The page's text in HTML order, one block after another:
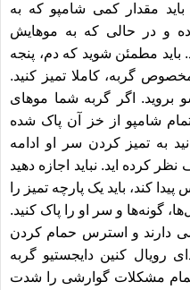
مقدار کمی شامپو که به
و در حالی که به موهایش
باید مطمئن شوید که دم، پنجه
گربه، کاملا تمیز کنید.
اگر گربه شما موهای
شامپو از خز آن پاک شده
به تمیز کردن سر او ادامه
کرده اید. نباید اجازه دهید
کند، باید یک پارچه تمیز را
گونه‌ها و سر او را پاک کنید.
دارند و استرس حمام کردن
رویال کنین دایجستیو گربه
مشکلات گوارشی را شدت